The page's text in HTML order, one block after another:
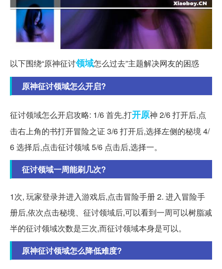
以下围绕“原神征讨领域怎么过去”主题解决网友的困惑
原神征讨领域怎么开启?
征讨领域怎么开启攻略: 1/6 首先,打开原神 2/6 打开后,点
击右上角的书打开冒险之证 3/6 打开后,选择左侧的秘境 4/
6 选择后,点击征讨领域 5/6 点击后,选择一。
征讨领域一周能刷几次?
1次, 玩家登录并进入游戏后,点击冒险手册 2. 进入冒险手
册后,依次点击秘境、征讨领域后,可以看到一周可以树脂减
半的征讨领域次数是三次,而征讨领域本身是可以。
原神征讨领域怎么降低难度?